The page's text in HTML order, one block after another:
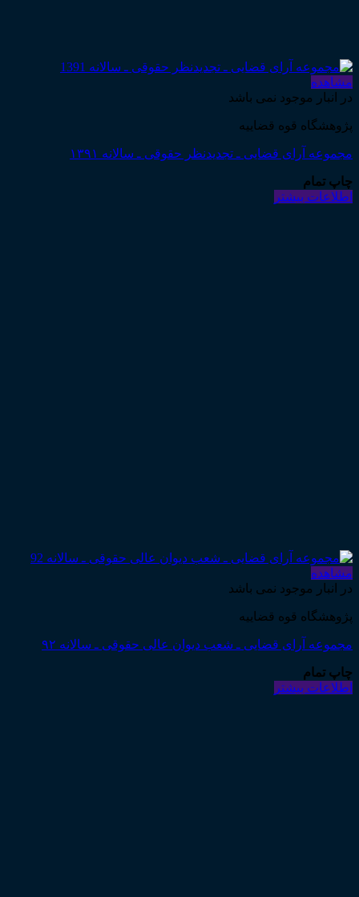
مشاهده
در انبار موجود نمی باشد
پژوهشگاه قوه قضاییه
مجموعه آرای قضایی ـ تجدیدنظر حقوقی ـ سالانه ۱۳۹۱
چاپ تمام
اطلاعات بیشتر
مشاهده
در انبار موجود نمی باشد
پژوهشگاه قوه قضاییه
مجموعه آرای قضایی ـ شعب دیوان عالی حقوقی ـ سالانه ۹۲
چاپ تمام
اطلاعات بیشتر